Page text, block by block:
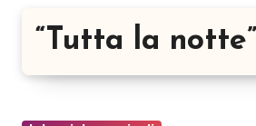
“Tutta la notte”